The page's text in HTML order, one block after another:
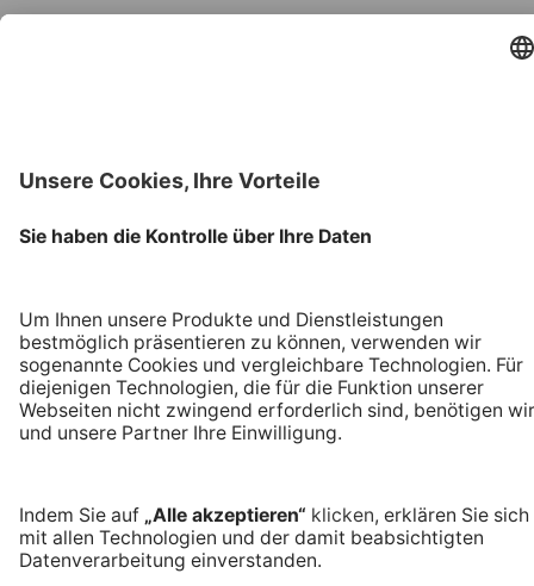
Langlebige Qualität